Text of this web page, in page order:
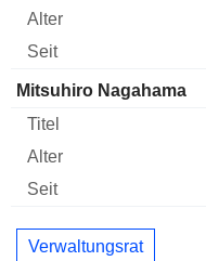
Mitsuhiro Nagahama
Verwaltungsrat